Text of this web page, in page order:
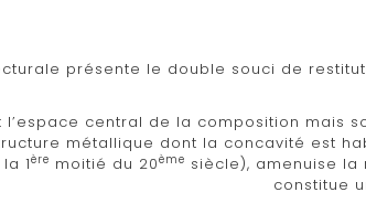
présente le double souci de
l’espace central de la composition
métallique dont la concavité est
1ère moitié du 20ème siècle), amenuise
constitue